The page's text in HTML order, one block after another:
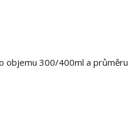
objemu 300/400ml a průměru